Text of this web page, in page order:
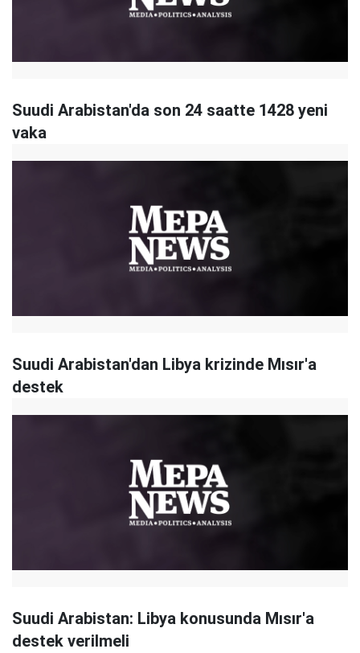
Suudi Arabistan'da son 24 saatte 1428 yeni
vaka
Suudi Arabistan'dan Libya krizinde Mısır'a
destek
Suudi Arabistan: Libya konusunda Mısır'a
destek verilmeli